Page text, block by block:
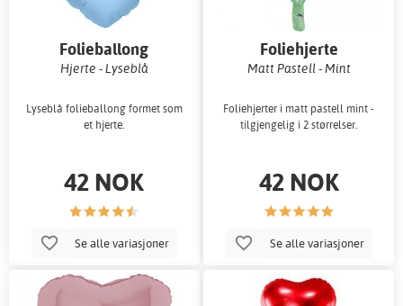
Folieballong
Hjerte - Lyseblå
Lyseblå folieballong formet som
et hjerte.
42 NOK
Se alle variasjoner
Foliehjerte
Matt Pastell - Mint
Foliehjerter i matt pastell mint -
tilgjengelig i 2 størrelser.
42 NOK
Se alle variasjoner